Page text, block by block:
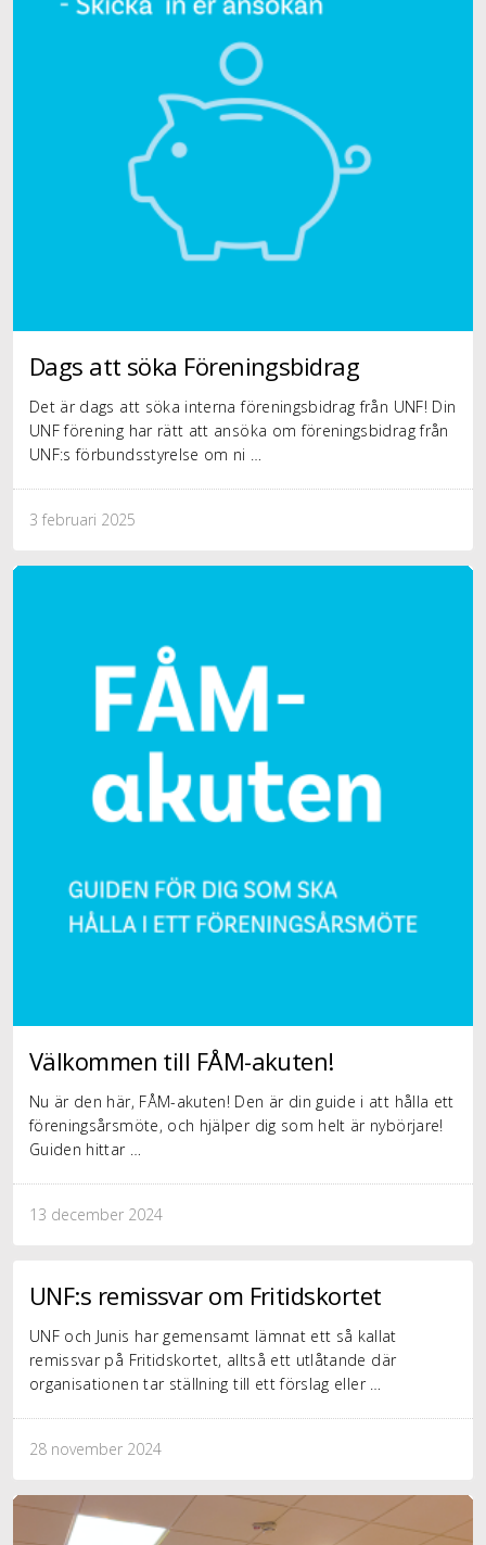
Dags att söka Föreningsbidrag
Det är dags att söka interna föreningsbidrag från UNF! Din
UNF förening har rätt att ansöka om föreningsbidrag från
UNF:s förbundsstyrelse om ni …
3 februari 2025
Välkommen till FÅM-akuten!
Nu är den här, FÅM-akuten! Den är din guide i att hålla ett
föreningsårsmöte, och hjälper dig som helt är nybörjare!
Guiden hittar …
13 december 2024
UNF:s remissvar om Fritidskortet
UNF och Junis har gemensamt lämnat ett så kallat
remissvar på Fritidskortet, alltså ett utlåtande där
organisationen tar ställning till ett förslag eller …
28 november 2024